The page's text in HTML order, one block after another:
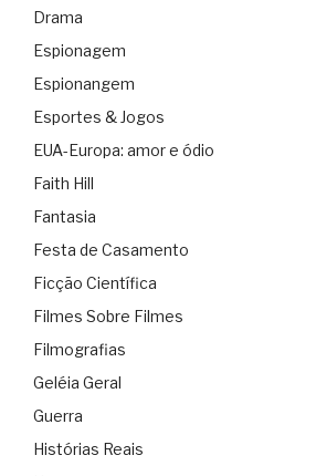
Drama
Espionagem
Espionangem
Esportes & Jogos
EUA-Europa: amor e ódio
Faith Hill
Fantasia
Festa de Casamento
Ficção Científica
Filmes Sobre Filmes
Filmografias
Geléia Geral
Guerra
Histórias Reais